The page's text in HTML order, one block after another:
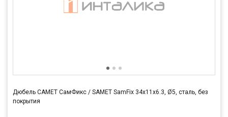
Дюбель САМЕТ СамФикс / SAMET SamFix 34х11х6.3, Ø5, сталь, без
покрытия